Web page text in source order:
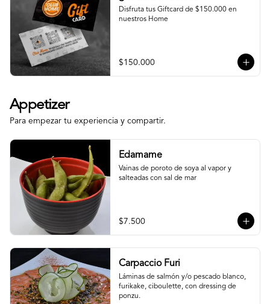
Disfruta tus Giftcard de $150.000 en
nuestros Home
$150.000
Appetizer
Para empezar tu experiencia y compartir.
Edamame
Vainas de poroto de soya al vapor y
salteadas con sal de mar
$7.500
Carpaccio Furi
Láminas de salmón y/o pescado blanco,
furikake, ciboulette, con dressing de
ponzu.